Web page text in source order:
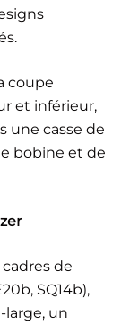
coupe
et inférieur,
une casse de
bobine et de
de
SQ14b),
large, un